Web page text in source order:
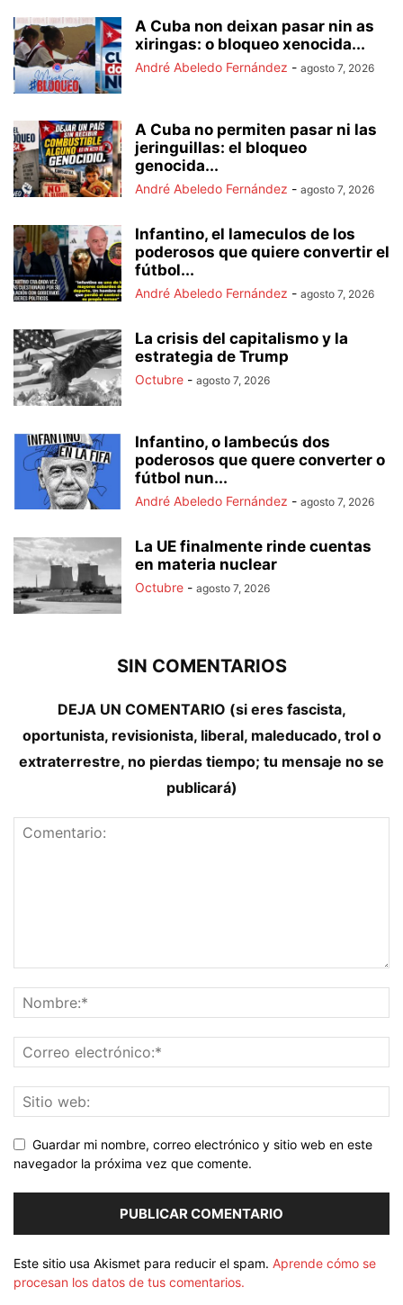
A Cuba non deixan pasar nin as
xiringas: o bloqueo xenocida...
André Abeledo Fernández - agosto 7, 2026
A Cuba no permiten pasar ni las
jeringuillas: el bloqueo
genocida...
André Abeledo Fernández - agosto 7, 2026
Infantino, el lameculos de los
poderosos que quiere convertir el
fútbol...
André Abeledo Fernández - agosto 7, 2026
La crisis del capitalismo y la
estrategia de Trump
Octubre - agosto 7, 2026
Infantino, o lambecús dos
poderosos que quere converter o
fútbol nun...
André Abeledo Fernández - agosto 7, 2026
La UE finalmente rinde cuentas
en materia nuclear
Octubre - agosto 7, 2026
SIN COMENTARIOS
DEJA UN COMENTARIO (si eres fascista,
oportunista, revisionista, liberal, maleducado, trol o
extraterrestre, no pierdas tiempo; tu mensaje no se
publicará)
Guardar mi nombre, correo electrónico y sitio web en este
navegador la próxima vez que comente.
Este sitio usa Akismet para reducir el spam. Aprende cómo se
procesan los datos de tus comentarios.